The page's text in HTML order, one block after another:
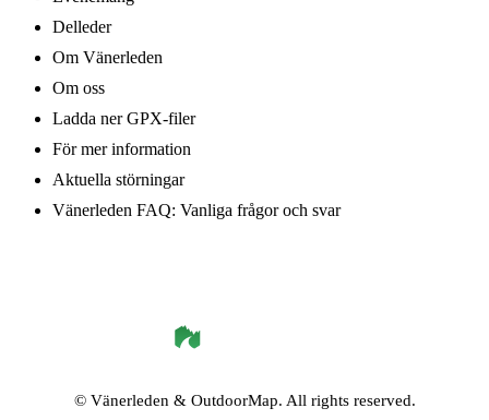
Delleder
Om Vänerleden
Om oss
Ladda ner GPX-filer
För mer information
Aktuella störningar
Vänerleden FAQ: Vanliga frågor och svar
© Vänerleden & OutdoorMap. All rights reserved.